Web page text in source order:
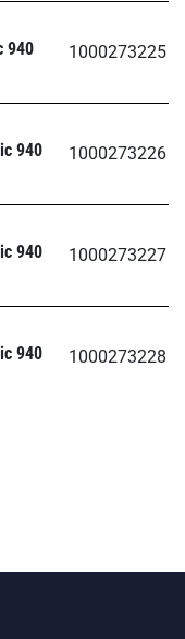
940 1000273225
940 1000273226
940 1000273227
940 1000273228